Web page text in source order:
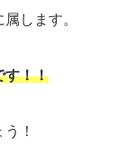
します。
す！！
！